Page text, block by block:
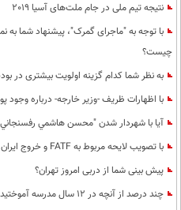
نتیجه تیم ملی در جام ملت‌های آسیا 2019
با توجه به "ماجرای گمرک"، پیشنهاد شما به
چیست؟
به نظر شما كدام گزینه اولویت بیشتری در بودجه 98
با اظهارات ظریف -وزیر خارجه- درباره
آيا با شهردار شدن "محسن هاشمي
با تصویب لایحه مربوط به FATF و خروج ایران از لیست سیاه مبادلات بانکی جهان موافقید؟
پیش بینی شما از دربی امروز تهران؟
چند درصد از آنچه در 12 سال مدرسه آموختید، در زندگی تان به درد خورده است؟